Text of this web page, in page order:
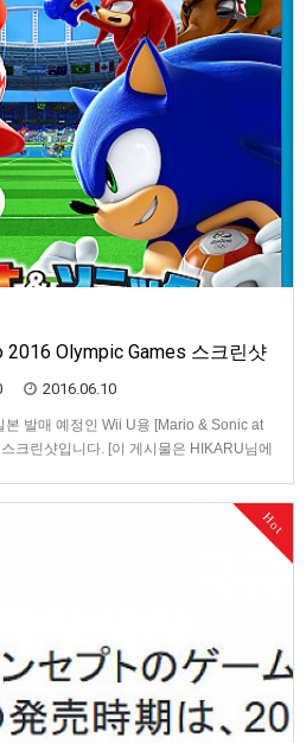
2016 Olympic Games 스크린샷
2016.06.10
발매 예정인 Wii U용 [Mario & Sonic at
크린샷입니다. [이 게시물은 HIKARU님에
Hot